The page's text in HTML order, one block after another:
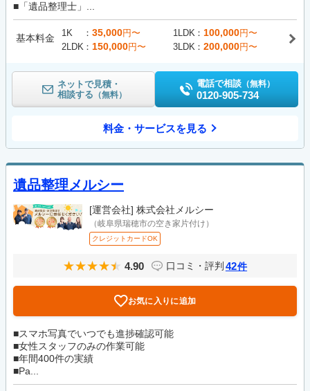
■「遺品整理士」...
基本料金 1K 35,000円〜 1LDK 100,000円〜
2LDK
150,000円〜 3LDK 200,000円〜
ネットで見積・
相談する （無料）
電話で相談 （無料）
0120-905-734
料金・サービスを見る
遺品整理メルシー
[運営会社] 株式会社メルシー
（岐阜県瑞穂市の空き家片付け）
クレジットカードOK
4.90 口コミ・評判 42件
お気に入りに追加
■スマホ写真でいつでも進捗確認可能
■女性スタッフのみの作業可能
■年間400件の実績
■Pa...